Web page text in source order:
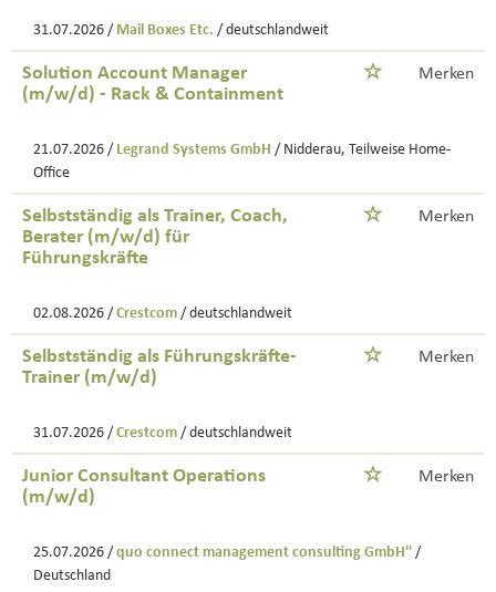
31.07.2026 / Mail Boxes Etc. / deutschlandweit
Solution Account Manager
(m/w/d) - Rack & Containment
Merken
21.07.2026 / Legrand Systems GmbH / Nidderau, Teilweise Home-
Office
Selbstständig als Trainer, Coach,
Berater (m/w/d) für
Führungskräfte
Merken
02.08.2026 / Crestcom / deutschlandweit
Selbstständig als Führungskräfte-
Trainer (m/w/d)
Merken
31.07.2026 / Crestcom / deutschlandweit
Junior Consultant Operations
(m/w/d)
Merken
25.07.2026 / quo connect management consulting GmbH'' /
Deutschland